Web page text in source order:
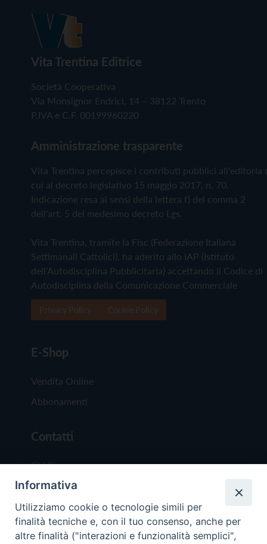
Vita Trentina Editrice
Società Cooperativa
Via Monsignor Endrici, 14 – 38122 Trento
P.IVA e C.F. 00199960220
Amministrazione trasparente
Vita Trentina percepisce i contributi pubblici all'editoria
cui al decreto legislativo 15 maggio 2017, n. 70.
Indicazione resa ai sensi della lettera f) del comma 2
dell'art. 5 del medesimo decreto Lgs.
Vita Trentina, tramite la Fisc (Federazione Italiana
Settimanali Cattolici), ha aderito allo IAP (Istituto
dell'Autodisciplina Pubblicitaria) accettando il Codice di
Autodisciplina della Comunicazione Commerciale
E-Shop
Vendita Online
Abbonamenti
Contatti
Chi Siamo
Redazione
Scrivici
Informativa
Utilizziamo cookie o tecnologie simili per
finalità tecniche e, con il tuo consenso, anche per
altre finalità ("interazioni e funzionalità semplici",